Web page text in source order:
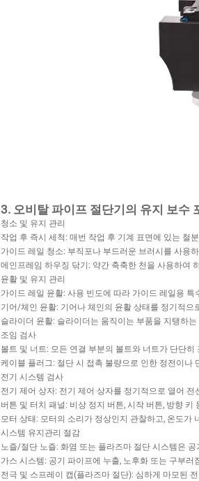
3. 오비탈 파이프 절단기의 유지 보수
청소 및 유지 관리
작업 후 즉시 세척: 매번 작업 후 기계 표면에 있는 철
가이드 레일 청소: 부직포나 부드러운 브러시를 사용
메인프레임 하우징 닦기: 약간 축축한 천을 사용하여
윤활 및 유지 관리
가이드 레일 윤활: 사용 빈도에 따라 가이드 레일용
기어/체인 윤활: 기어나 체인의 윤활 상태를 정기적
슬라이더 윤활: 슬라이더는 움직이는 부품을 지탱하
조임 검사
볼트 및 너트: 모든 연결 부분의 볼트와 너트가 단단
케이블 플러그: 절단 시 접촉 불량으로 인한 정전이나
전기 시스템 검사
전기 제어 상자: 전기 제어 상자를 정기적으로 열어
버튼 및 터치 패널: 비상 정지 버튼, 시작 버튼, 방향
모터 상태: 모터의 소리가 정상인지 관찰하고, 온도가
시스템 유지관리 절감
노즐/절단 노즐: 화염 또는 플라즈마 절단 시스템은
가스 시스템: 공기 파이프에 누출, 노후화 또는 구부
전극 및 스프레이 캡(플라즈마 절단): 심하게 마모된